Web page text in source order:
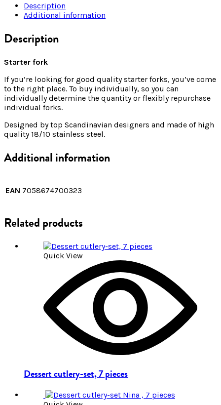
Description
Additional information
Description
Starter fork
If you’re looking for good quality starter forks, you’ve come
to the right place. To buy individually, so you can
individually determine the quantity or flexibly repurchase
individual forks.
Designed by top Scandinavian designers and made of high
quality 18/10 stainless steel.
Additional information
EAN 7058674700323
Related products
Quick View
Dessert cutlery-set, 7 pieces